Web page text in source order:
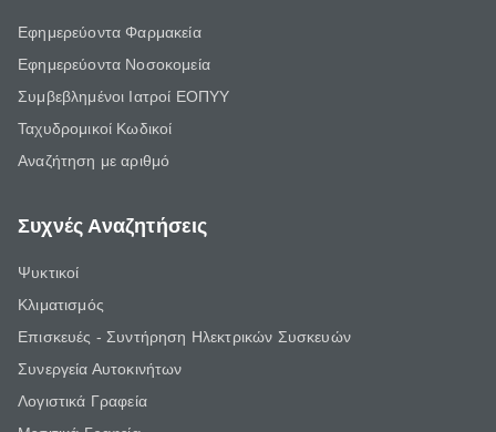
Εφημερεύοντα Φαρμακεία
Εφημερεύοντα Νοσοκομεία
Συμβεβλημένοι Ιατροί ΕΟΠΥΥ
Ταχυδρομικοί Κωδικοί
Αναζήτηση με αριθμό
Συχνές Αναζητήσεις
Ψυκτικοί
Κλιματισμός
Επισκευές - Συντήρηση Ηλεκτρικών Συσκευών
Συνεργεία Αυτοκινήτων
Λογιστικά Γραφεία